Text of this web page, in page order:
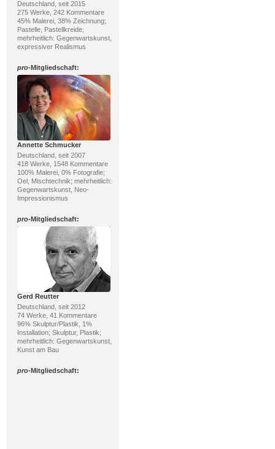
Deutschland, seit 2015
275 Werke, 242 Kommentare
45% Malerei, 38% Zeichnung;
Pastelle, Pastellkreide;
mehrheitlich: Gegenwartskunst,
expressiver Realismus
pro-Mitgliedschaft:
Annette Schmucker
Deutschland, seit 2007
418 Werke, 1548 Kommentare
100% Malerei, 0% Fotografie;
Oel, Mischtechnik; mehrheitlich:
Gegenwartskunst, Neo-
Impressionismus
pro-Mitgliedschaft:
Gerd Reutter
Deutschland, seit 2012
74 Werke, 41 Kommentare
96% Skulptur/Plastik, 1%
Installation; Skulptur, Plastik;
mehrheitlich: Gegenwartskunst,
Kunst am Bau
pro-Mitgliedschaft: